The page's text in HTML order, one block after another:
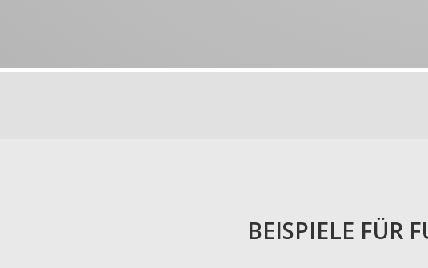
BEISPIELE FÜR